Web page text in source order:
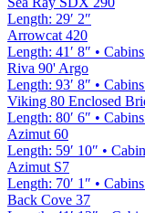
Length: 29′ 2″
Arrowcat 420
Length: 41′ 8″ • Cabins
Riva 90' Argo
Length: 93′ 8″ • Cabins
Viking 80 Enclosed
Length: 80′ 6″ • Cabins
Azimut 60
Length: 59′ 10″ •
Azimut S7
Length: 70′ 1″ • Cabins
Back Cove 37